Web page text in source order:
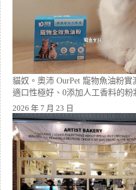
貓奴。奧沛 OurPet 寵物魚油粉實
適口性極好、0添加人工香料的粉
2026 年 7 月 23 日